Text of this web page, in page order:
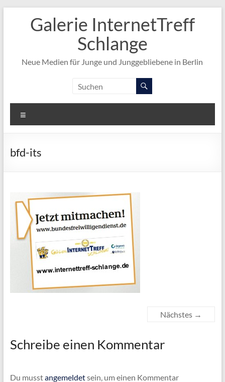
springenGalerie InternetTreff
Schlange
Neue Medien für Junge und Junggebliebene in Berlin
bfd-its
Nächstes →
Schreibe einen Kommentar
Du musstangemeldetsein, um einen Kommentar